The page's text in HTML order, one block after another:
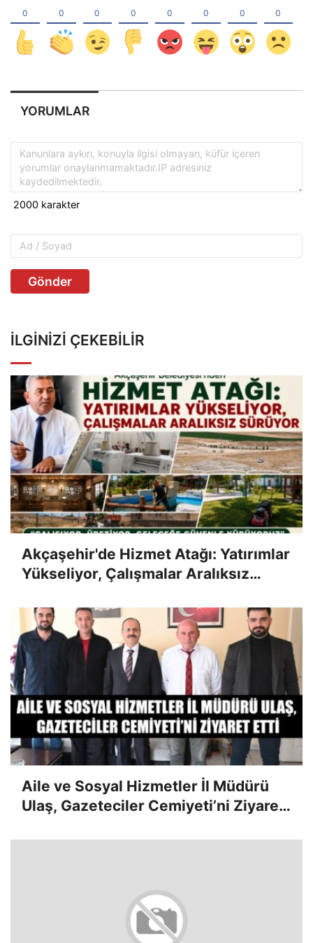
YORUMLAR
Gönder
İLGINIZI ÇEKEBILIR
Akçaşehir'de Hizmet Atağı: Yatırımlar
Yükseliyor, Çalışmalar Aralıksız
Aile ve Sosyal Hizmetler İl Müdürü
Ulaş, Gazeteciler Cemiyeti’ni Ziyaret